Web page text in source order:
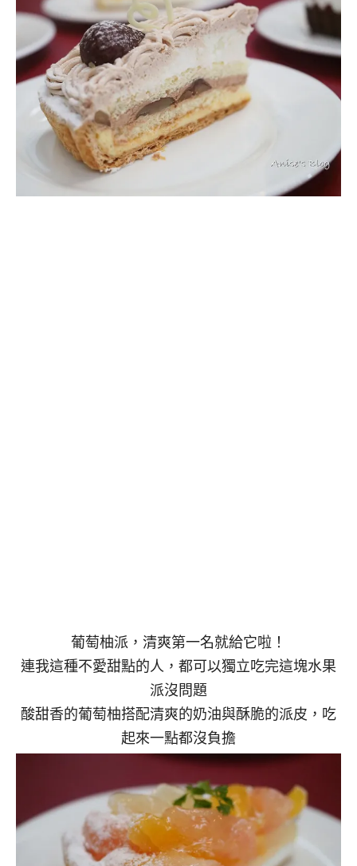
葡萄柚派，清爽第一名就給它啦！
連我這種不愛甜點的人，都可以獨立吃完這塊水果
派沒問題
酸甜香的葡萄柚搭配清爽的奶油與酥脆的派皮，吃
起來一點都沒負擔